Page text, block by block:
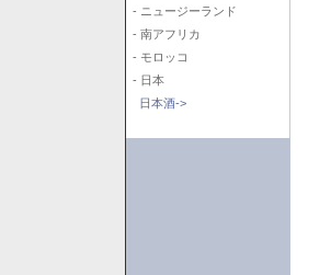
- ニュージーランド
- 南アフリカ
- モロッコ
- 日本
日本酒->